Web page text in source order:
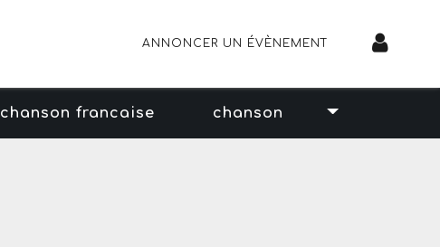
ANNONCER UN ÉVÈNEMENT
chanson francaise chanson